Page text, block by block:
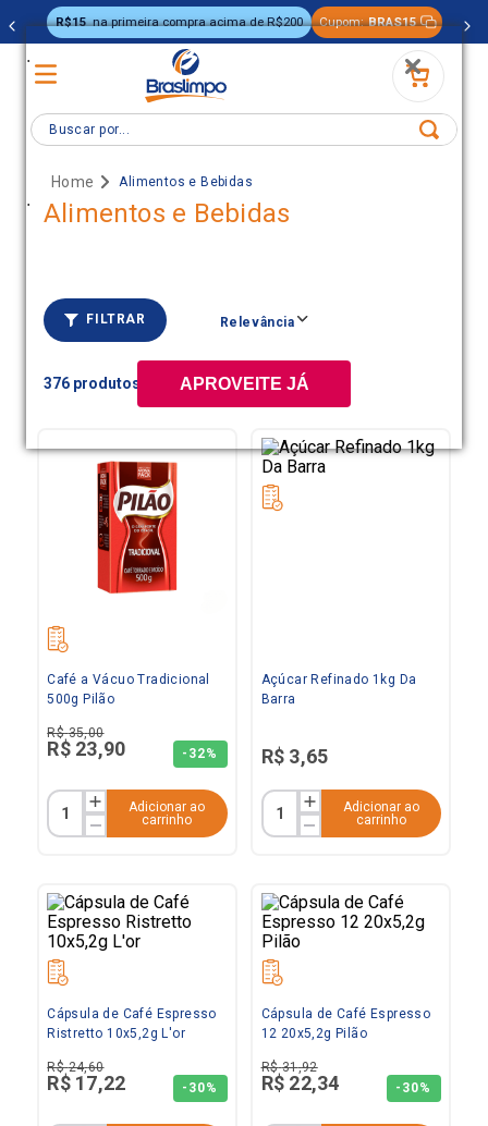
.
.
APROVEITE JÁ
R$15 na primeira compra acima de R$200 Cupom: BRAS15
Buscar por...
Alimentos e Bebidas
Alimentos e Bebidas
FILTRAR Relevância
376
Café a Vácuo Tradicional
500g Pilão
R$ 35,00
R$ 23,90 - 32%
Adicionar ao
carrinho
Açúcar Refinado 1kg Da
Barra
R$ 3,65
Adicionar ao
carrinho
Cápsula de Café Espresso
Ristretto 10x5,2g L'or
R$ 24,60
R$ 17,22 - 30%
Cápsula de Café Espresso
12 20x5,2g Pilão
R$ 31,92
R$ 22,34 - 30%